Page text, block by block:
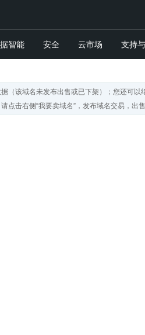
智能 安全 云市场 支持
（该域名未发布出售或已下架）；您还可以
点击右侧“我要卖域名”，发布域名交易，出售